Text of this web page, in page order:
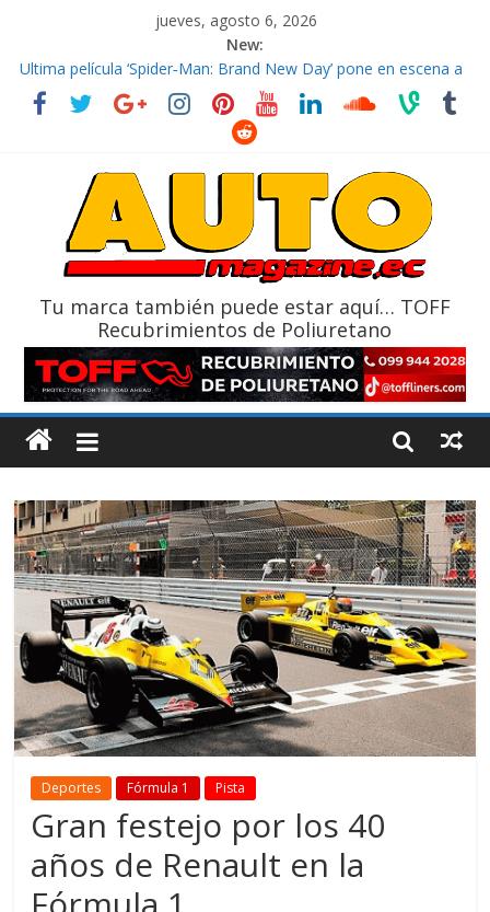
jueves, agosto 6, 2026
New:
El costo de tener un vehículo gana protagonismo a la hora de
decidir
Ultima película ‘Spider‑Man: Brand New Day’ pone en escena a
La Vuelta al Ecuador 2026, edición 47ª, recorre 7 provincias en 8
La FEDAK recibe 12 Sinotruk Bolden para cubrir las rutas de La
Tu marca también puede estar aquí… TOFF
Recubrimientos de Poliuretano
Deportes Fórmula 1 Pista
Gran festejo por los 40
años de Renault en la